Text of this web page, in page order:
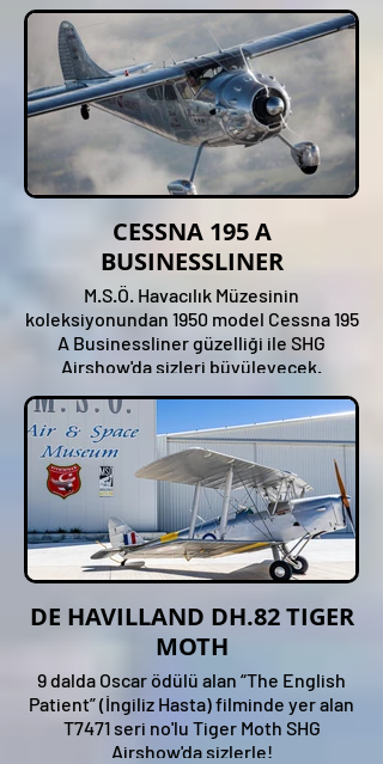
uçağı ile sizlerle buluşacak.
CESSNA 195 A
BUSINESSLINER
M.S.Ö. Havacılık Müzesinin
koleksiyonundan 1950 model Cessna 195
A Businessliner güzelliği ile SHG
Airshow'da sizleri büyüleyecek.
DE HAVILLAND DH.82 TIGER
MOTH
9 dalda Oscar ödülü alan “The English
Patient” (İngiliz Hasta) filminde yer alan
T7471 seri no'lu Tiger Moth SHG
Airshow'da sizlerle!